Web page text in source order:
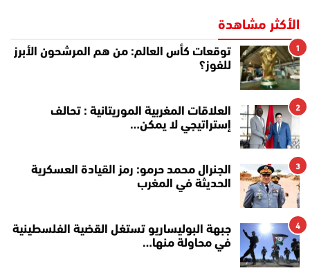
الأكثر مشاهدة
1
توقعات كأس العالم: من هم المرشحون الأبرز
للفوز؟
2
العلاقات المغربية الموريتانية : تحالف
إستراتيجي لا يمكن…
3
الجنرال محمد حرمو: رمز القيادة العسكرية
الحديثة في المغرب
4
جبهة البوليساريو تستغل القضية الفلسطينية
في محاولة منها…